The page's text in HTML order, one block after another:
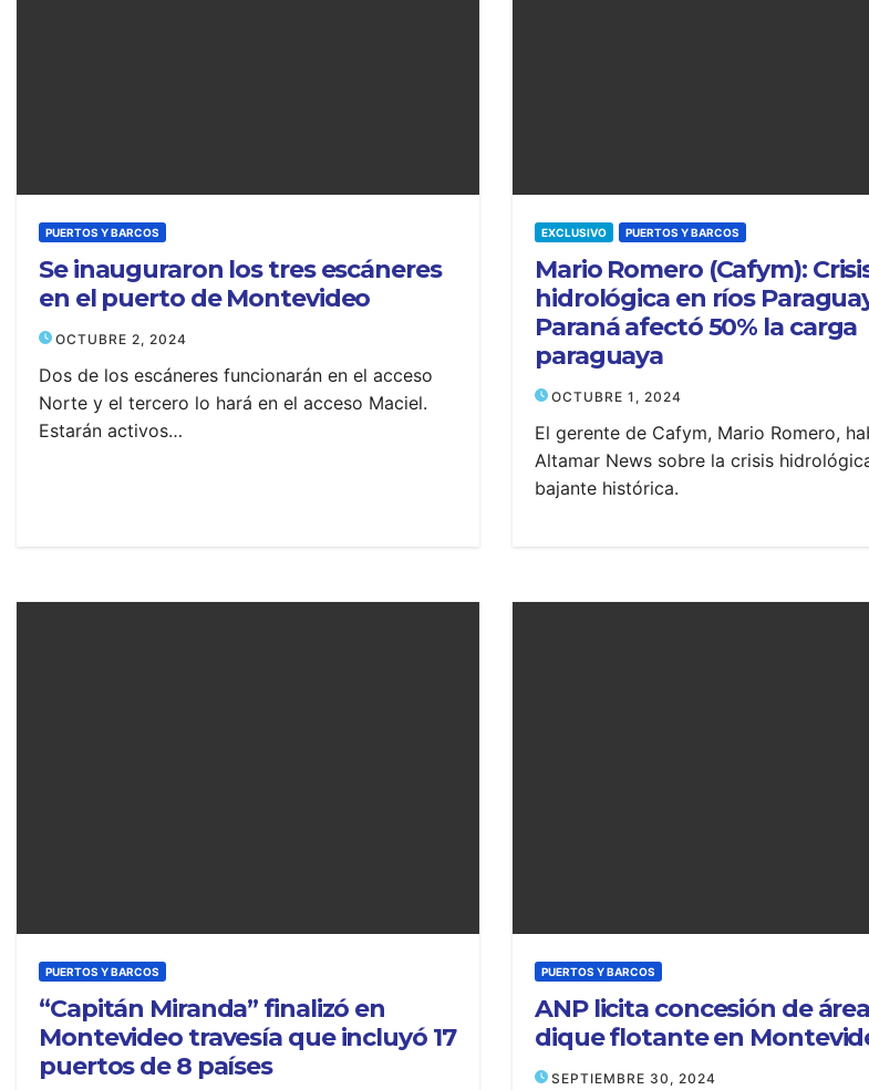
PUERTOS Y BARCOS
Se inauguraron los tres escáneres
en el puerto de Montevideo
OCTUBRE 2, 2024
Dos de los escáneres funcionarán en el acceso
Norte y el tercero lo hará en el acceso Maciel.
Estarán activos…
EXCLUSIVO PUERTOS Y BARCOS
Mario Romero (Cafym):
hidrológica en ríos
Paraná afectó 50% la carga
paraguaya
OCTUBRE 1, 2024
El gerente de Cafym, Mario Romero,
Altamar News sobre la crisis
bajante histórica.
PUERTOS Y BARCOS
“Capitán Miranda” finalizó en
Montevideo travesía que incluyó 17
puertos de 8 países
PUERTOS Y BARCOS
ANP licita concesión de
dique flotante en
SEPTIEMBRE 30, 2024